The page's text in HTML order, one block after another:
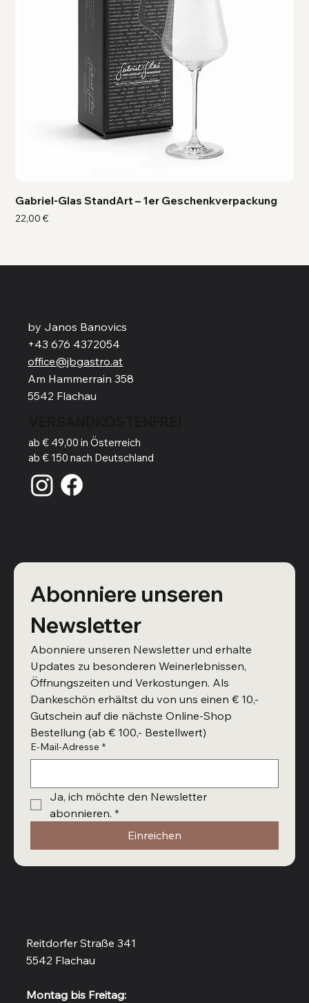
Gabriel-Glas StandArt – 1er Geschenkverpackung
Preis
22,00 €
Reitdorfer Straße 341
5542 Flachau
Montag bis Freitag:
by Janos Banovics
+43 676 4372054
office@jbgastro.at
Am Hammerrain 358
5542 Flachau
ab € 49,00 in Österreich
ab € 150 nach Deutschland
Abonniere unseren
Newsletter
Abonniere unseren Newsletter und erhalte
Updates zu besonderen Weinerlebnissen,
Öffnungszeiten und Verkostungen. Als
Dankeschön erhältst du von uns einen € 10,-
Gutschein auf die nächste Online-Shop
Bestellung (ab € 100,- Bestellwert)
E-Mail-Adresse *
Ja, ich möchte den Newsletter
abonnieren. *
Einreichen